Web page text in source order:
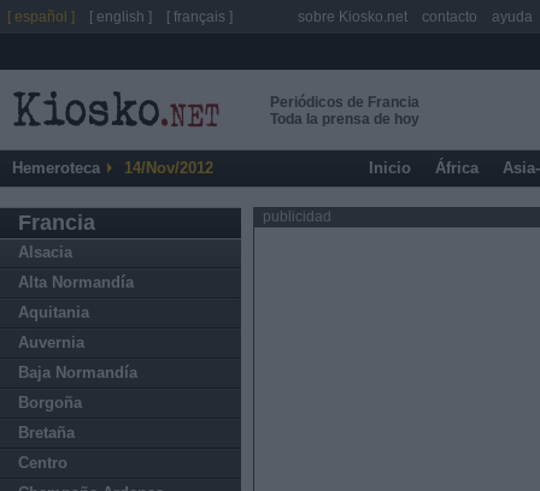
Periódicos de Francia
Toda la prensa de hoy
Hemeroteca 14/Nov/2012 Inicio África
Francia
Alsacia
Alta Normandía
Aquitania
Auvernia
Baja Normandía
Borgoña
Bretaña
Centro
publicidad
[ español ] [ english ] [ français ] sobre Kiosko.net contacto ayuda